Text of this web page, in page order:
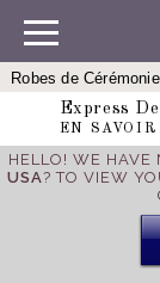
Robes de Cérémonie
Express
EN SAVOIR
HELLO! WE HAVE
USA? TO VIEW